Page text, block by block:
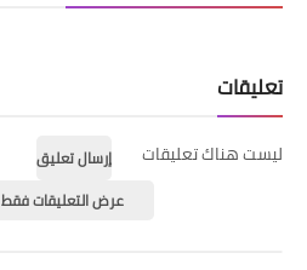
تعليقات
ليست هناك تعليقات
إرسال تعليق
عرض التعليقات فقط